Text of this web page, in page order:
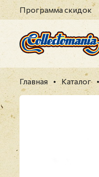
Программа скидок
Главная Каталог